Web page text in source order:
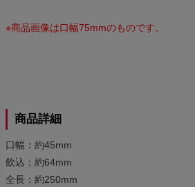
※商品画像は口幅75mmのものです。
商品詳細
口幅：約45mm
飲込：約64mm
全長：約250mm